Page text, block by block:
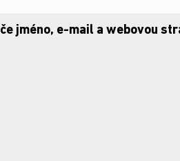
jméno, e-mail a webovou